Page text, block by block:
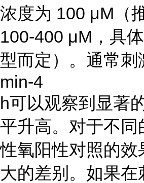
浓度为 100 μM（
100-400 μM，具
型而定）。通常刺
min-4
h可以观察到显著
平升高。对于不同
性氧阳性对照的效
大的差别。如果在